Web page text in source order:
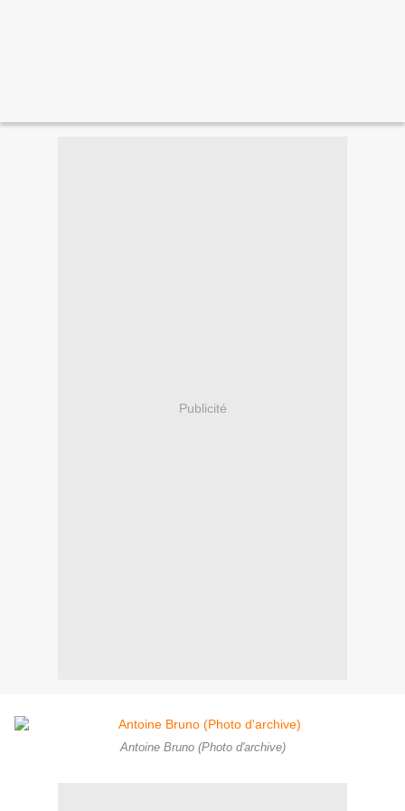
Publicité
Antoine Bruno (Photo d'archive)